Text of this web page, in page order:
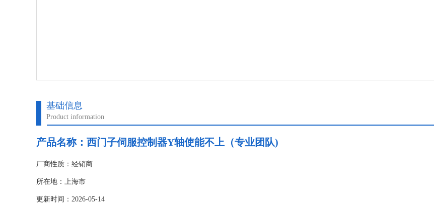
基础信息
Product information
产品名称： 西门子伺服控制器Y轴使能不上（专业团队)
厂商性质：经销商
所在地：上海市
更新时间：2026-05-14